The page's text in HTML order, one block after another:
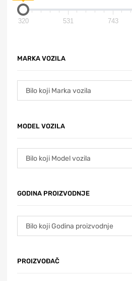
320 531 743
MARKA VOZILA
MODEL VOZILA
GODINA PROIZVODNJE
PROIZVOĐAČ